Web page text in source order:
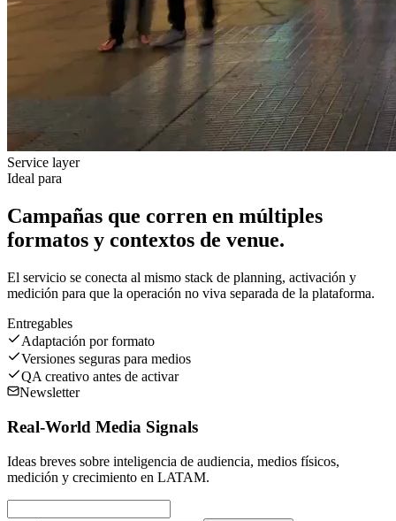
Service layer
Ideal para
Campañas que corren en múltiples
formatos y contextos de venue.
El servicio se conecta al mismo stack de planning, activación y
medición para que la operación no viva separada de la plataforma.
Entregables
Adaptación por formato
Versiones seguras para medios
QA creativo antes de activar
Newsletter
Real-World Media Signals
Ideas breves sobre inteligencia de audiencia, medios físicos,
medición y crecimiento en LATAM.